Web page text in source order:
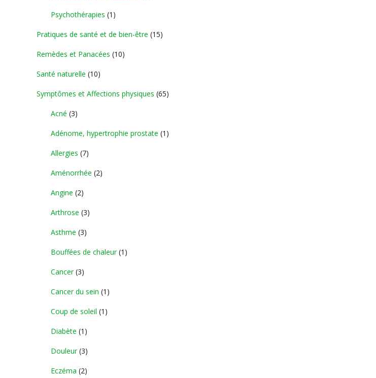
Psychothérapies (1)
Pratiques de santé et de bien-être (15)
Remèdes et Panacées (10)
Santé naturelle (10)
Symptômes et Affections physiques (65)
Acné (3)
Adénome, hypertrophie prostate (1)
Allergies (7)
Aménorrhée (2)
Angine (2)
Arthrose (3)
Asthme (3)
Bouffées de chaleur(1)
Cancer(3)
Cancer du sein (1)
Coup de soleil (1)
Diabète (1)
Douleur(3)
Eczéma (2)